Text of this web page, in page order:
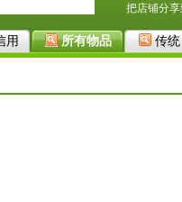
把店铺分享
用 所有物品 传统